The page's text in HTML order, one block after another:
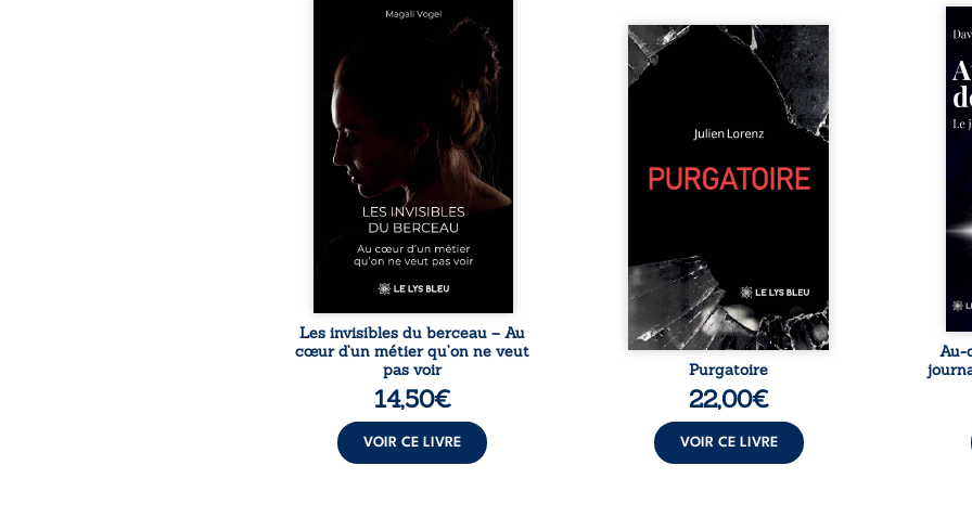
Qui prend soin de celles et
ceux auxquels nous confions
nos enfants ? Derrière la
douceur apparente des
maisons d’accueil se joue une
réalité que nul ne soupçonne :
rémunérations dérisoires,
solitude, épuisement,
responsabilités écrasantes… À
travers des témoignages
saisissants et sa propre
expérience, Magali Vogel lève
le voile sur les coulisses d’une ...
Les invisibles du berceau – Au
cœur d’un métier qu’on ne veut
pas voir
14,50€
VOIR CE LIVRE
Vingt années d’écriture, de
blessures, d’émotions et de
pensées se rencontrent dans
ce recueil profondément
intime. Entre nouvelles
autobiographiques, poèmes
philosophiques, chaque texte
ouvre une porte sur
être choisie au hasard, comme
une rencontre inattendue sur
le chemin de la vie. ...
Purgatoire
22,00€
VOIR CE LIVRE
Né
ses
prix
les
Au-